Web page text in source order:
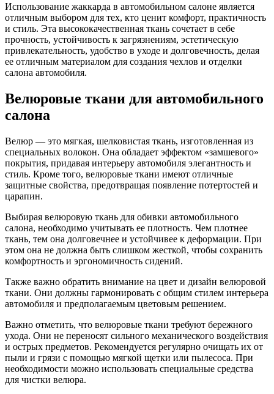
Использование жаккарда в автомобильном салоне является
отличным выбором для тех, кто ценит комфорт, практичность
и стиль. Эта высококачественная ткань сочетает в себе
прочность, устойчивость к загрязнениям, эстетическую
привлекательность, удобство в уходе и долговечность, делая
ее отличным материалом для создания чехлов и отделки
салона автомобиля.
Велюровые ткани для автомобильного
салона
Велюр — это мягкая, шелковистая ткань, изготовленная из
специальных волокон. Она обладает эффектом «замшевого»
покрытия, придавая интерьеру автомобиля элегантность и
стиль. Кроме того, велюровые ткани имеют отличные
защитные свойства, предотвращая появление потертостей и
царапин.
Выбирая велюровую ткань для обивки автомобильного
салона, необходимо учитывать ее плотность. Чем плотнее
ткань, тем она долговечнее и устойчивее к деформации. При
этом она не должна быть слишком жесткой, чтобы сохранить
комфортность и эргономичность сидений.
Также важно обратить внимание на цвет и дизайн велюровой
ткани. Они должны гармонировать с общим стилем интерьера
автомобиля и предполагаемым цветовым решением.
Важно отметить, что велюровые ткани требуют бережного
ухода. Они не переносят сильного механического воздействия
и острых предметов. Рекомендуется регулярно очищать их от
пыли и грязи с помощью мягкой щетки или пылесоса. При
необходимости можно использовать специальные средства
для чистки велюра.